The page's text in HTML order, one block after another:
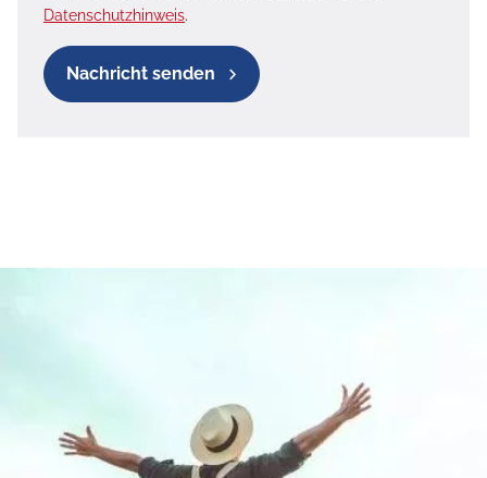
Datenschutzhinweis.
Nachricht senden